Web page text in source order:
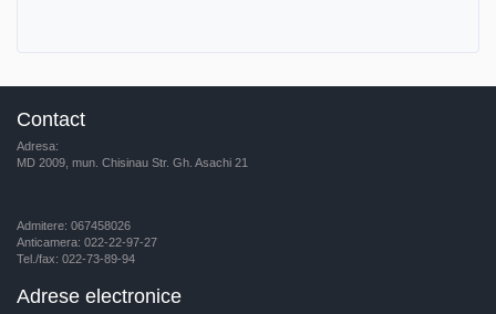
Contact
Adresa:
MD 2009, mun. Chisinau Str. Gh. Asachi 21
Admitere: 067458026
Anticamera: 022-22-97-27
Tel./fax: 022-73-89-94
Adrese electronice